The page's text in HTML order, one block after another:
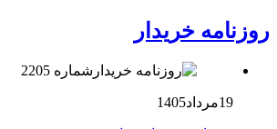
روزنامه خریدار
19مرداد1405